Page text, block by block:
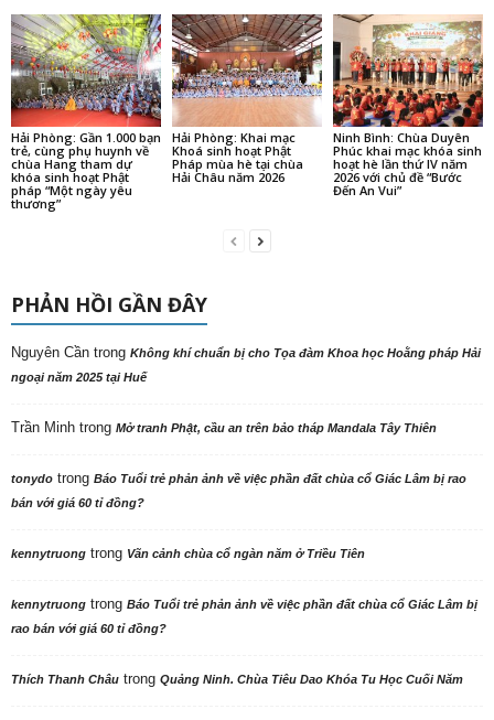
Hải Phòng: Gần 1.000 bạn
trẻ, cùng phụ huynh về
chùa Hang tham dự
khóa sinh hoạt Phật
pháp “Một ngày yêu
thương”
Hải Phòng: Khai mạc
Khoá sinh hoạt Phật
Pháp mùa hè tại chùa
Hải Châu năm 2026
Ninh Bình: Chùa Duyên
Phúc khai mạc khóa sinh
hoạt hè lần thứ IV năm
2026 với chủ đề “Bước
Đến An Vui”
PHẢN HỒI GẦN ĐÂY
Nguyên Cần trong Không khí chuẩn bị cho Tọa đàm Khoa học Hoằng pháp Hải
ngoại năm 2025 tại Huế
Trần Minh trong Mở tranh Phật, cầu an trên bảo tháp Mandala Tây Thiên
tonydo trong Báo Tuổi trẻ phản ảnh về việc phần đất chùa cổ Giác Lâm bị rao
bán với giá 60 tỉ đồng?
kennytruong trong Vãn cảnh chùa cổ ngàn năm ở Triều Tiên
kennytruong trong Báo Tuổi trẻ phản ảnh về việc phần đất chùa cổ Giác Lâm bị
rao bán với giá 60 tỉ đồng?
Thích Thanh Châu trong Quảng Ninh. Chùa Tiêu Dao Khóa Tu Học Cuối Năm